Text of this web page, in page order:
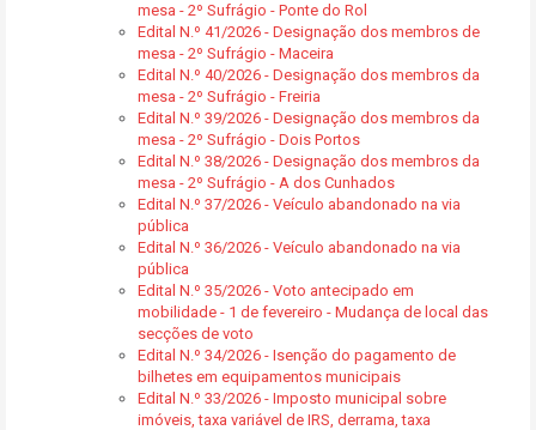
mesa - 2º Sufrágio - Ponte do Rol
Edital N.º 41/2026 - Designação dos membros de
mesa - 2º Sufrágio - Maceira
Edital N.º 40/2026 - Designação dos membros da
mesa - 2º Sufrágio - Freiria
Edital N.º 39/2026 - Designação dos membros da
mesa - 2º Sufrágio - Dois Portos
Edital N.º 38/2026 - Designação dos membros da
mesa - 2º Sufrágio - A dos Cunhados
Edital N.º 37/2026 - Veículo abandonado na via
pública
Edital N.º 36/2026 - Veículo abandonado na via
pública
Edital N.º 35/2026 - Voto antecipado em
mobilidade - 1 de fevereiro - Mudança de local das
secções de voto
Edital N.º 34/2026 - Isenção do pagamento de
bilhetes em equipamentos municipais
Edital N.º 33/2026 - Imposto municipal sobre
imóveis, taxa variável de IRS, derrama, taxa